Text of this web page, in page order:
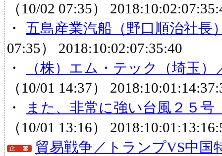
（10/02 07:35）
・ 五島産業汽船（野口順治社
07:35） 2018:10:02:07:35:40
・
（株）エム・テック（埼玉
（10/01 14:37）
・
また、非常に強い台風２５
（10/01 13:16）
貿易戦争／トランプVS中国